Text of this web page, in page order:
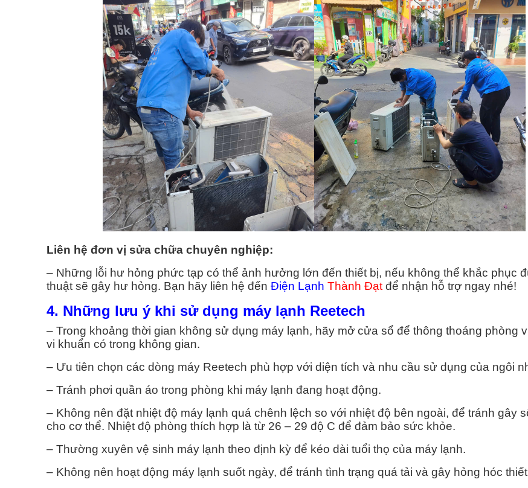
Liên hệ đơn vị sửa chữa chuyên nghiệp:
– Những lỗi hư hỏng phức tạp có thể ảnh hưởng lớn đến thiết bị, nếu không thể khắc phục
thuật sẽ gây hư hỏng. Bạn hãy liên hệ đến Điện Lạnh Thành Đạt để nhận hỗ trợ ngay nhé!
4. Những lưu ý khi sử dụng máy lạnh Reetech
– Trong khoảng thời gian không sử dụng máy lạnh, hãy mở cửa sổ để thông thoáng phòng
vi khuẩn có trong không gian.
– Ưu tiên chọn các dòng máy Reetech phù hợp với diện tích và nhu cầu sử dụng của ngôi
– Tránh phơi quần áo trong phòng khi máy lạnh đang hoạt động.
– Không nên đặt nhiệt độ máy lạnh quá chênh lệch so với nhiệt độ bên ngoài, để tránh gây
cho cơ thể. Nhiệt độ phòng thích hợp là từ 26 – 29 độ C để đảm bảo sức khỏe.
– Thường xuyên vệ sinh máy lạnh theo định kỳ để kéo dài tuổi thọ của máy lạnh.
– Không nên hoạt động máy lạnh suốt ngày, để tránh tình trạng quá tải và gây hỏng hóc